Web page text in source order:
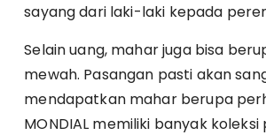
sayang dari laki-laki kepada
Selain uang, mahar juga bisa
mewah. Pasangan pasti akan
mendapatkan mahar berupa
MONDIAL memiliki banyak